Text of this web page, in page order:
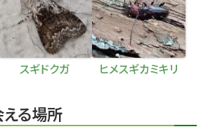
スギドクガ ヒメスギカミキリ
る場所